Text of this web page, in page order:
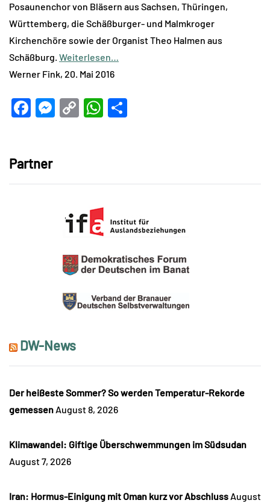
Posaunenchor von Bläsern aus Sachsen, Thüringen,
Württemberg, die Schäßburger- und Malmkroger
Kirchenchöre sowie der Organist Theo Halmen aus
Schäßburg. Weiterlesen…
Werner Fink, 20. Mai 2016
Facebook
Messenger
CopyWhatsApp
Partner
DW-News
Der heißeste Sommer? So werden Temperatur-Rekorde
gemessen August 8, 2026
Klimawandel: Giftige Überschwemmungen im Südsudan
August 7, 2026
Iran: Hormus-Einigung mit Oman kurz vor Abschluss August